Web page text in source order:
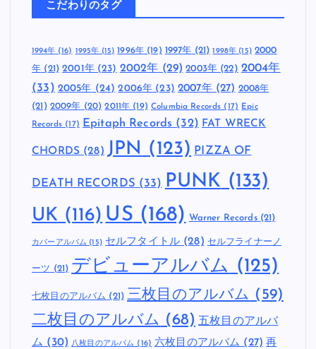
こだわりのタグ
1994年(16) 1995年 (15) 1996年(19) 1997年 (21) 1998年 (15) 2000
年 (21) 2001年(23) 2002年 (29) 2003年 (22) 2004年
(33) 2005年 (24) 2006年 (23) 2007年(27) 2008年
(21) 2009年 (20) 2011年 (19) Columbia Records (17) Epic
Records (17) Epitaph Records (32) FAT WRECK
CHORDS (28) JPN (123) PIZZA OF
DEATH RECORDS (33) PUNK (133)
UK (116) US (168) Warner Records(21)
カバーアルバム (15) セルフタイトル(28) セルフライナーノ
ーツ (21) デビューアルバム (125)
七枚目のアルバム (21) 三枚目のアルバム (59)
二枚目のアルバム (68) 五枚目のアルバ
ム (30) 八枚目のアルバム (16) 六枚目のアルバム (27) 再